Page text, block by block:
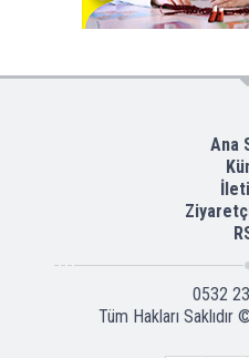
Ana
0532
Tüm Hakları Saklıdır